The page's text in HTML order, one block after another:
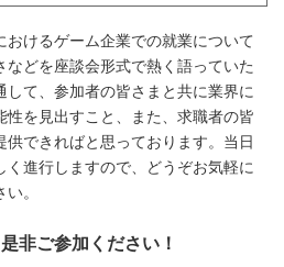
けるゲーム企業での就業について
どを座談会形式で熱く語っていた
して、参加者の皆さまと共に業界に
を見出すこと、また、求職者の皆
できればと思っております。当日
く進行しますので、どうぞお気軽に
。
非ご参加ください！